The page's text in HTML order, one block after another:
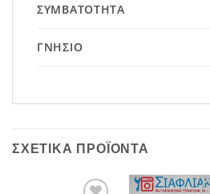
ΣΥΜΒΑΤΌΤΗΤΑ
ΓΝΉΣΙΟ
ΣΧΕΤΙΚΆ ΠΡΟΪΌΝΤΑ